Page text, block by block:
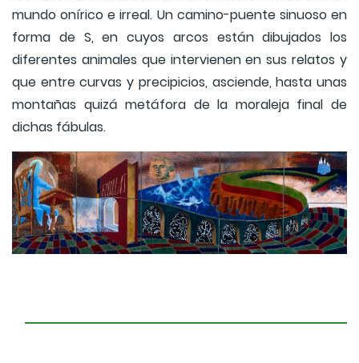
mundo onírico e irreal. Un camino-puente sinuoso en
forma de S, en cuyos arcos están dibujados los
diferentes animales que intervienen en sus relatos y
que entre curvas y precipicios, asciende, hasta unas
montañas quizá metáfora de la moraleja final de
dichas fábulas.